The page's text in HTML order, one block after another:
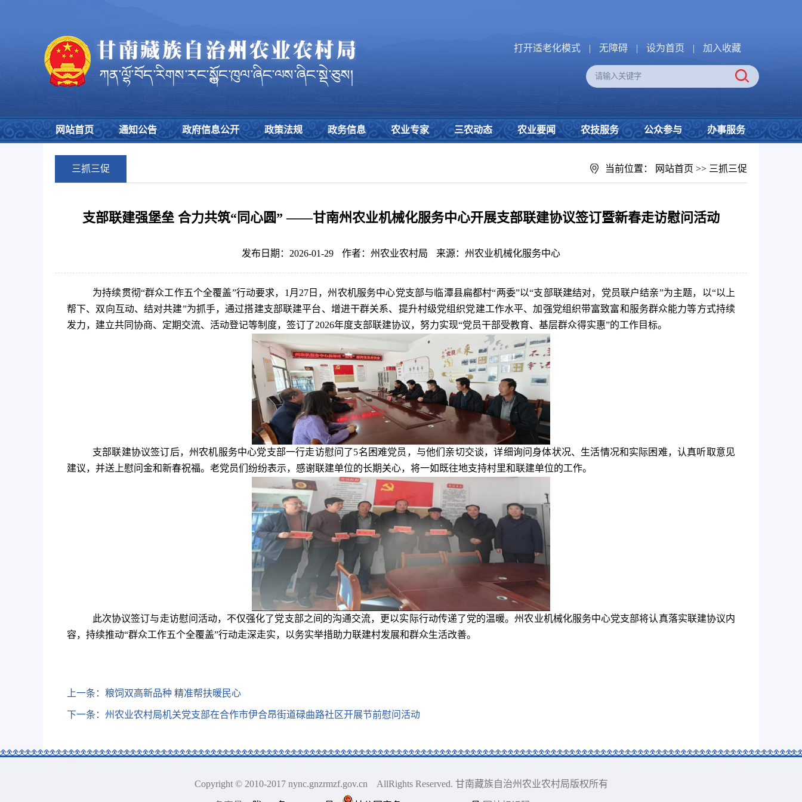
打开适老化模式 | 无障碍 | 设为首页 | 加入收藏
网站首页 通知公告 政府信息公开 政策法规 政务信息 农业专家 三农动态 农业要闻 农技服务 公众参与 办事服务
三抓三促 当前位置： 网站首页 >> 三抓三促
支部联建强堡垒 合力共筑“同心圆” ——甘南州农业机械化服务中心开展支部联建协议签订暨新春走访慰问活动
发布日期：2026-01-29 作者：州农业农村局 来源：州农业机械化服务中心
为持续贯彻“群众工作五个全覆盖”行动要求，1月27日，州农机服务中心党支部与临潭县扁都村“两委”以“支部联建结对，党员联户结亲”为主题，以“以上
帮下、双向互动、结对共建”为抓手，通过搭建支部联建平台、增进干群关系、提升村级党组织党建工作水平、加强党组织带富致富和服务群众能力等方式持续
发力，建立共同协商、定期交流、活动登记等制度，签订了2026年度支部联建协议，努力实现“党员干部受教育、基层群众得实惠”的工作目标。
支部联建协议签订后， 州农机服务中心党支部一行走访慰问了5名 困难党员 ， 与他们亲切交谈，详细询问身体状况、生活情况和实际困难，认真听取意见
建议，并送上慰问金和新春祝福。老党员们纷纷表示，感谢联建单位的长期关心，将一如既往地支持村里和联建单位的工作。
此次协议签订与走访慰问活动，不仅强化了党支部之间的沟通交流，更以实际行动传递了党的温暖。州农业机械化服务中心党支部将认真落实联建协议内
容，持续推动“群众工作五个全覆盖”行动走深走实，以务实举措助力联建村发展和群众生活改善。
上一条： 粮饲双高新品种 精准帮扶暖民心
下一条： 州农业农村局机关党支部在合作市伊合昂街道碌曲路社区开展节前慰问活动
Copyright © 2010-2017 nync.gnzrmzf.gov.cn AllRights Reserved. 甘南藏族自治州农业农村局版权所有